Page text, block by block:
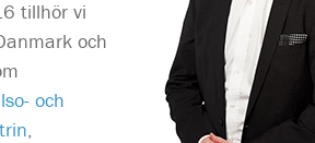
tillhör vi
och
och
,